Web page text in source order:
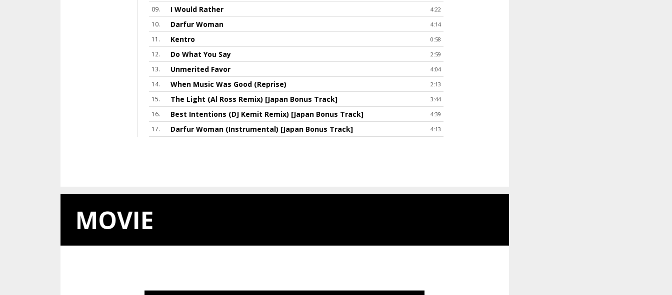
I Would Rather 4:22
Darfur Woman 4:14
Kentro 0:58
Do What You Say 2:59
Unmerited Favor 4:04
When Music Was Good (Reprise) 2:13
The Light (Al Ross Remix) [Japan Bonus Track] 3:44
Best Intentions (DJ Kemit Remix) [Japan Bonus Track] 4:39
Darfur Woman (Instrumental) [Japan Bonus Track] 4:13
MOVIE